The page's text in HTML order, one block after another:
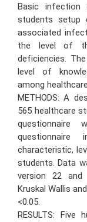
Basic infection
students setup
associated
the level of
deficiencies.
level of
among
METHODS: A
565 healthcare
questionnaire
characteristic,
students. Data
version 22
Kruskal Wallis
<0.05.
RESULTS: